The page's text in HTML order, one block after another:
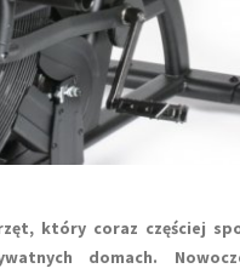
który coraz częściej
domach.